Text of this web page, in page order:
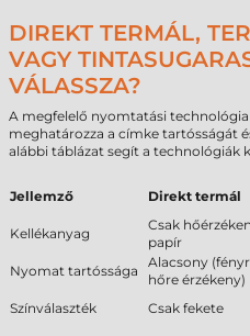
DIREKT TERMÁL,
VAGY
VÁLASSZA?
A megfelelő nyomtatási technológia
meghatározza a címke tartósságát
alábbi táblázat segít a technológiák
Jellemző Direkt termál
Kellékanyag
Csak
papír
Nyomat tartóssága
Alacsony
hőre érzékeny)
Színválaszték
Csak fekete